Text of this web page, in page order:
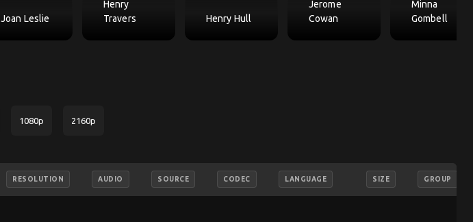
Joan Leslie
Henry
Travers
Henry Hull
Jerome
Cowan
Minna
Gombell
1080p 2160p
RESOLUTION AUDIO SOURCE CODEC LANGUAGE SIZE GROUP